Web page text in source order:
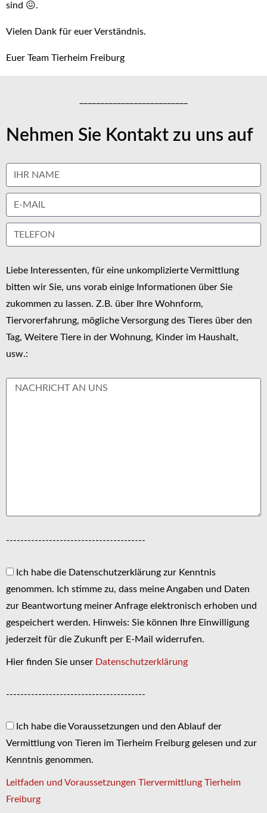
sind 😖.
Vielen Dank für euer Verständnis.
Euer Team Tierheim Freiburg
Nehmen Sie Kontakt zu uns auf
Liebe Interessenten, für eine unkomplizierte Vermittlung
bitten wir Sie, uns vorab einige Informationen über Sie
zukommen zu lassen. Z.B. über Ihre Wohnform,
Tiervorerfahrung, mögliche Versorgung des Tieres über den
Tag, Weitere Tiere in der Wohnung, Kinder im Haushalt,
usw.:
---------------------------------------
Ich habe die Datenschutzerklärung zur Kenntnis
genommen. Ich stimme zu, dass meine Angaben und Daten
zur Beantwortung meiner Anfrage elektronisch erhoben und
gespeichert werden. Hinweis: Sie können Ihre Einwilligung
jederzeit für die Zukunft per E-Mail widerrufen.
Hier finden Sie unser Datenschutzerklärung
---------------------------------------
Ich habe die Voraussetzungen und den Ablauf der
Vermittlung von Tieren im Tierheim Freiburg gelesen und zur
Kenntnis genommen.
Leitfaden und Voraussetzungen Tiervermittlung Tierheim
Freiburg